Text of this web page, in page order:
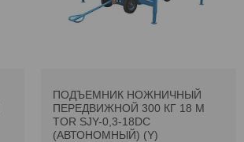
ПОДЪЕМНИК НОЖНИЧНЫЙ
ПЕРЕДВИЖНОЙ 300 КГ 18 М
TOR SJY-0,3-18DC
(АВТОНОМНЫЙ) (Y)